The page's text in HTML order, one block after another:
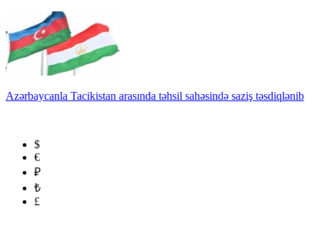
Azərbaycanla Tacikistan arasında təhsil sahəsində saziş təsdiqlənib
$
€
₽
₺
£